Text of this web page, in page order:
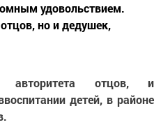
удовольствием.
но и дедушек,
отцов, и
детей, в районе